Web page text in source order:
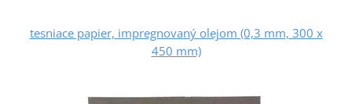
tesniace papier, impregnovaný olejom (0,3 mm, 300 x
450 mm)